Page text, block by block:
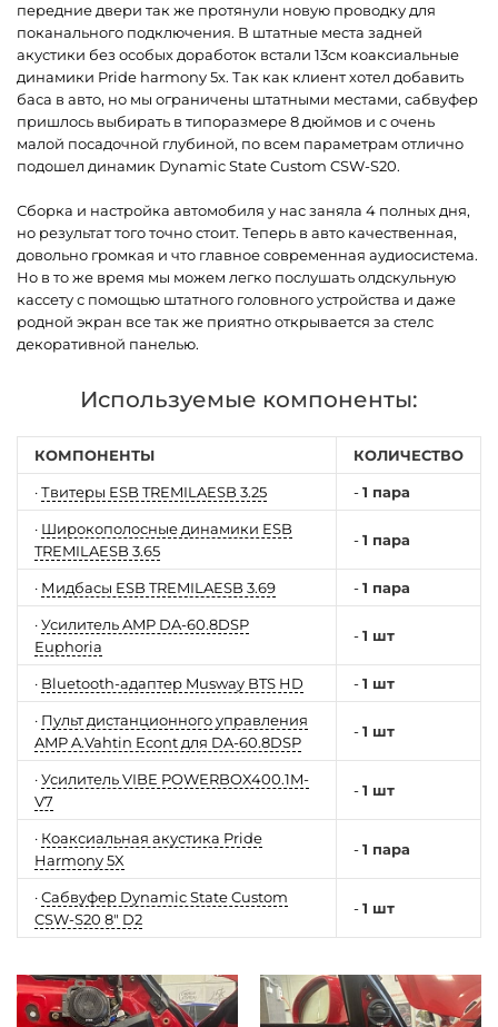
передние двери так же протянули новую проводку для
поканального подключения. В штатные места задней
акустики без особых доработок встали 13см коаксиальные
динамики Pride harmony 5x. Так как клиент хотел добавить
баса в авто, но мы ограничены штатными местами, сабвуфер
пришлось выбирать в типоразмере 8 дюймов и с очень
малой посадочной глубиной, по всем параметрам отлично
подошел динамик Dynamic State Custom CSW-S20.
Сборка и настройка автомобиля у нас заняла 4 полных дня,
но результат того точно стоит. Теперь в авто качественная,
довольно громкая и что главное современная аудиосистема.
Но в то же время мы можем легко послушать олдскульную
кассету с помощью штатного головного устройства и даже
родной экран все так же приятно открывается за стелс
декоративной панелью.
Используемые компоненты:
КОМПОНЕНТЫ КОЛИЧЕСТВО
·Твитеры ESB TREMILAESB 3.25 -1 пара
· Широкополосные динамики ESB
TREMILAESB 3.65
-1 пара
· Мидбасы ESB TREMILAESB 3.69 -1 пара
·Усилитель AMP DA-60.8DSP
Euphoria
-1 шт
· Bluetooth-адаптер Musway BTS HD -1 шт
· Пульт дистанционного управления
AMP A.Vahtin Econt для DA-60.8DSP
-1 шт
·Усилитель VIBE POWERBOX400.1M-
V7
-1 шт
· Коаксиальная акустика Pride
Harmony 5X
-1 пара
·Сабвуфер Dynamic State Custom
CSW-S20 8" D2
-1 шт